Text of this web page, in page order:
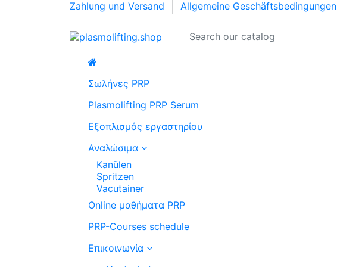
Zahlung und Versand Allgemeine Geschäftsbedingungen
Σωλήνες PRP
Plasmolifting PRP Serum
Εξοπλισμός εργαστηρίου
Αναλώσιμα
Kanülen
Spritzen
Vacutainer
Online μαθήματα PRP
PRP-Courses schedule
Επικοινωνία